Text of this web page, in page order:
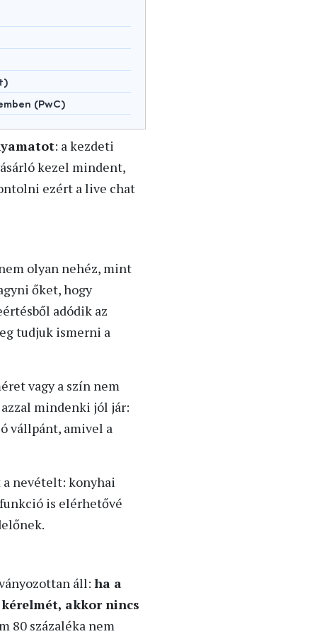
(PwC)
: a kezdeti
kezel mindent,
ezért a live chat
olyan nehéz, mint
őket, hogy
adódik az
tudjuk ismerni a
vagy a szín nem
mindenki jól jár:
vállpánt, amivel a
nevételt: konyhai
is elérhetővé
áll: ha a
akkor nincs
80 százaléka nem